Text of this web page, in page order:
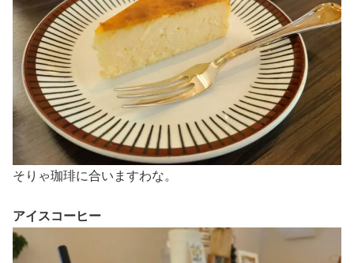
そりゃ珈琲に合いますわな。
アイスコーヒー